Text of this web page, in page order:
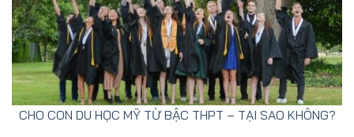
CHO CON DU HỌC MỸ TỪ BẬC THPT – TẠI SAO KHÔNG?